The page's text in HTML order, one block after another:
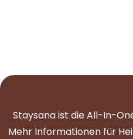
Staysana ist die All-In-
Mehr Informationen für